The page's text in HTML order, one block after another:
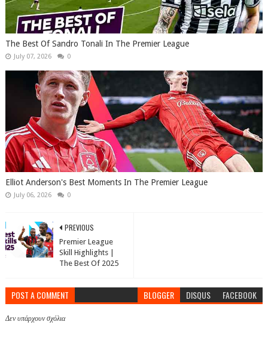
The Best Of Sandro Tonali In The Premier League
July 07, 2026 0
Elliot Anderson's Best Moments In The Premier League
July 06, 2026 0
PREVIOUS
Premier League
Skill Highlights |
The Best Of 2025
POST A COMMENT BLOGGER DISQUS FACEBOOK
Δεν υπάρχουν σχόλια